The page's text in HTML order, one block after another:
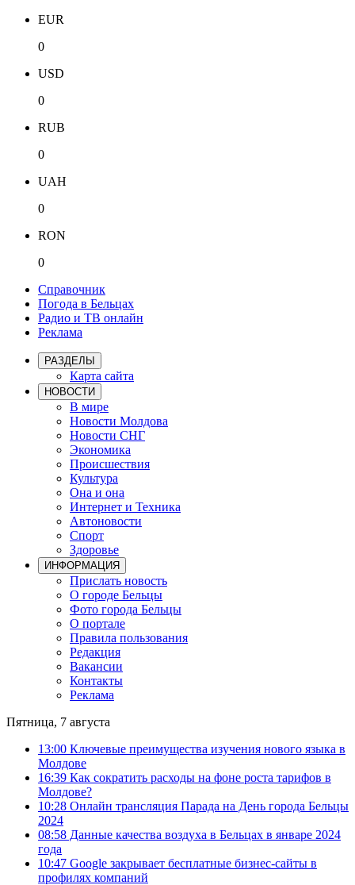
EUR
0
USD
0
RUB
0
UAH
0
RON
0
Справочник
Погода в Бельцах
Радио и ТВ онлайн
Реклама
РАЗДЕЛЫ
Карта сайта
НОВОСТИ
В мире
Новости Молдова
Новости СНГ
Экономика
Происшествия
Культура
Она и она
Интернет и Техника
Автоновости
Спорт
Здоровье
ИНФОРМАЦИЯ
Прислать новость
О городе Бельцы
Фото города Бельцы
О портале
Правила пользования
Редакция
Вакансии
Контакты
Реклама
Пятница, 7 августа
13:00 Ключевые преимущества изучения нового языка в
Молдове
16:39 Как сократить расходы на фоне роста тарифов в
Молдове?
10:28 Онлайн трансляция Парада на День города Бельцы
2024
08:58 Данные качества воздуха в Бельцах в январе 2024
года
10:47 Google закрывает бесплатные бизнес-сайты в
профилях компаний